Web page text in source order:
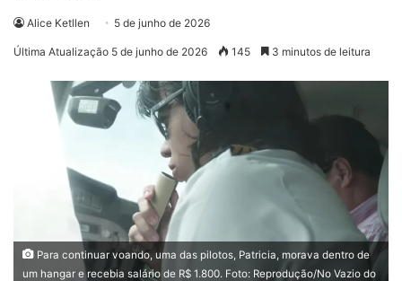
Alice Ketllen 5 de junho de 2026
Última Atualização 5 de junho de 2026 145 3 minutos de leitura
Para continuar voando, uma das pilotos, Patricia, morava dentro de
um hangar e recebia salário de R$ 1.800. Foto: Reprodução/No Vazio do